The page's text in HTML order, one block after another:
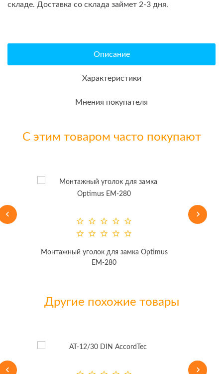
складе. Доставка со склада займет 2-3 дня.
Описание
Характеристики
Мнения покупателя
С этим товаром часто покупают
Монтажный уголок для замка Optimus
EM-280
Другие похожие товары